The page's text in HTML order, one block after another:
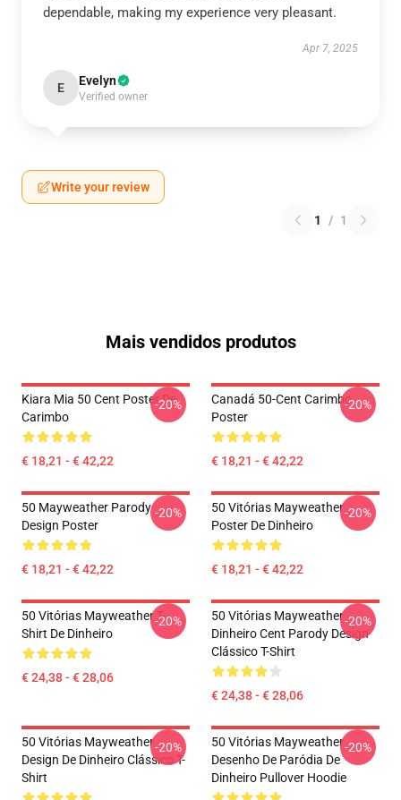
dependable, making my experience very pleasant.
Apr 7, 2025
E Evelyn
Verified owner
Write your review
1 / 1
Mais vendidos produtos
Kiara Mia 50 Cent Poster De
Carimbo
€ 18,21 - € 42,22
-20%
Canadá 50-Cent Carimbo
Poster
€ 18,21 - € 42,22
-20%
50 Mayweather Parody
Design Poster
€ 18,21 - € 42,22
-20%
50 Vitórias Mayweather
Poster De Dinheiro
€ 18,21 - € 42,22
-20%
50 Vitórias Mayweather T-
Shirt De Dinheiro
€ 24,38 - € 28,06
-20%
50 Vitórias Mayweather
Dinheiro Cent Parody Design
Clássico T-Shirt
€ 24,38 - € 28,06
-20%
50 Vitórias Mayweather
Design De Dinheiro Clássico T-
Shirt
-20%
50 Vitórias Mayweather
Desenho De Paródia De
Dinheiro Pullover Hoodie
-20%